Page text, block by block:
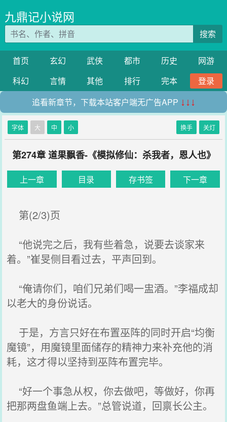
九鼎记小说网
搜索
首页 玄幻 武侠 都市 历史
网游
科幻
言情 其他 排行 完本
登录
追看新章节，下载本站客户端无广告APP ↓↓↓
字体 大 中 小 换手 关灯
第274章 道果飘香-《模拟修仙：杀我者，恩人也》
上一章 目录 存书签 下一章
第(2/3)页
“他说完之后，我有些着急，说要去谈家来
着。”崔旻侧目看过去，平声回到。
“俺请你们，咱们兄弟们喝一盅酒。”李福成却
以老大的身份说话。
于是，方言只好在布置巫阵的同时开启“均衡
魔镜”，用魔镜里面储存的精神力来补充他的消
耗，这才得以坚持到巫阵布置完毕。
“好一个事急从权，你去做吧，等做好，你再
把那两盘鱼端上去。”总管说道，回禀长公主。